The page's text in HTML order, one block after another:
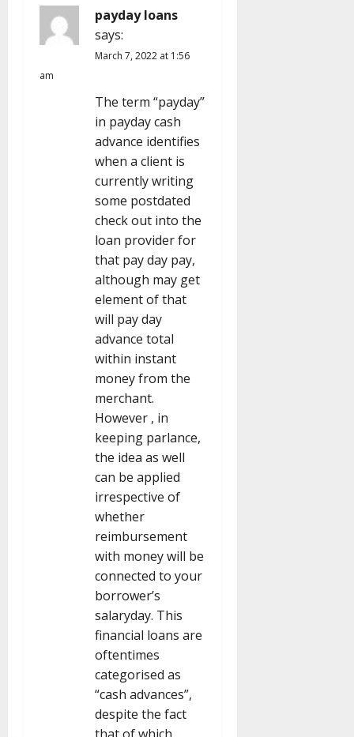
payday loans
says:
March 7, 2022 at 1:56
am
The term “payday”
in payday cash
advance identifies
when a client is
currently writing
some postdated
check out into the
loan provider for
that pay day pay,
although may get
element of that
will pay day
advance total
within instant
money from the
merchant.
However , in
keeping parlance,
the idea as well
can be applied
irrespective of
whether
reimbursement
with money will be
connected to your
borrower’s
salaryday. This
financial loans are
oftentimes
categorised as
“cash advances”,
despite the fact